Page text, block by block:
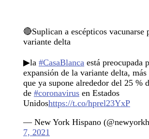
🔴Suplican a escépticos vacunarse
variante delta
▶la #CasaBlanca está preocupada
expansión de la variante delta, más
que ya supone alrededor del 25 %
de #coronavirus en Estados
Unidoshttps://t.co/hprel23YxP
— New York Hispano
7, 2021